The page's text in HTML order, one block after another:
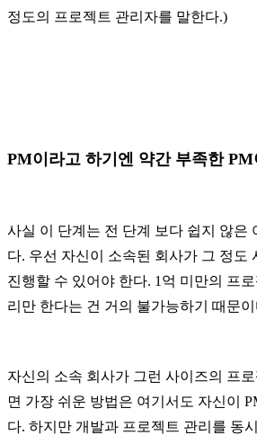
정도의 프로젝트 관리자를 말한다.)
PM이라고 하기엔 약간 부족한 PM
사실 이 단계는 전 단계 보다 쉽지 않은
다. 우선 자신이 소속된 회사가 그 정도
진행할 수 있어야 한다. 1억 미만의 프
리만 한다는 건 거의 불가능하기 때문이
자신의 소속 회사가 그런 사이즈의 프
면 가장 쉬운 방법은 여기서도 자신이
다. 하지만 개발과 프로젝트 관리를 동